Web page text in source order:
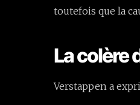
toutefois que la
La colère
Verstappen a